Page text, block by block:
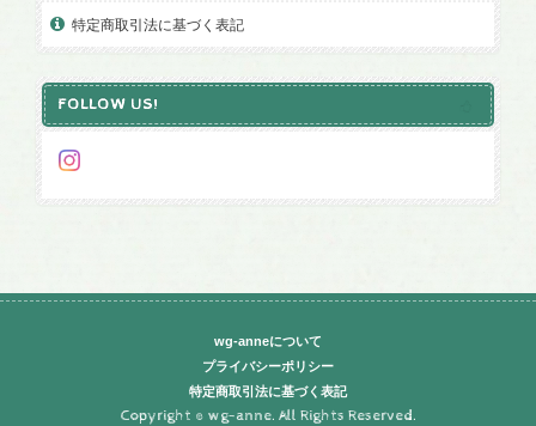
特定商取引法に基づく表記
FOLLOW US!
wg-anneについて
プライバシーポリシー
特定商取引法に基づく表記
Copyright © wg-anne. All Rights Reserved.